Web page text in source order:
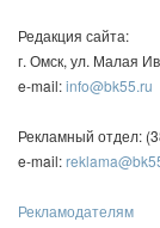
Редакция сайта:
г. Омск, ул. Малая
e-mail:info@bk55.ru
Рекламный отдел:
e-mail:
Рекламодателям